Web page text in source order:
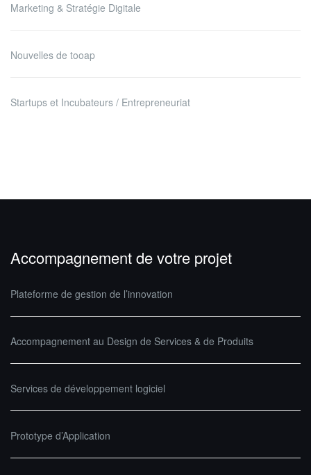
Marketing & Stratégie Digitale
Nouvelles de tooap
Startups et Incubateurs / Entrepreneuriat
Accompagnement de votre projet
Plateforme de gestion de l’innovation
Accompagnement au Design de Services & de Produits
Services de développement logiciel
Prototype d’Application